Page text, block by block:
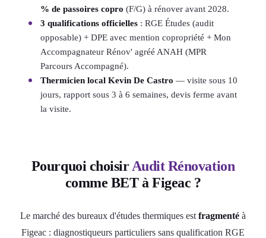
% de passoires copro (F/G) à rénover avant 2028.
3 qualifications officielles : RGE Études (audit
opposable) + DPE avec mention copropriété + Mon
Accompagnateur Rénov' agréé ANAH (MPR
Parcours Accompagné).
Thermicien local Kevin De Castro — visite sous 10
jours, rapport sous 3 à 6 semaines, devis ferme avant
la visite.
Pourquoi choisirAudit Rénovation
comme BET à Figeac ?
Le marché des bureaux d'études thermiques est fragmenté à
Figeac : diagnostiqueurs particuliers sans qualification RGE